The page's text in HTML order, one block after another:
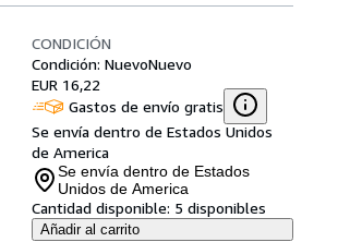
CONDICIÓN
Condición: NuevoNuevo
EUR 16,22
Gastos de envío gratis
Se envía dentro de Estados Unidos
de America
Se envía dentro de Estados
Unidos de America
Cantidad disponible: 5 disponibles
Añadir al carrito